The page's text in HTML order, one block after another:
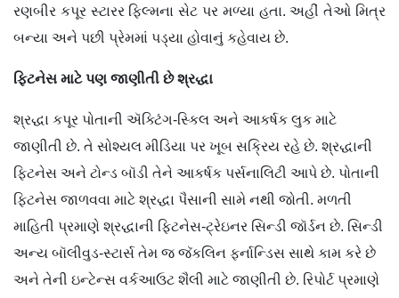
રણબીર કપૂર સ્ટારર ફિલ્મના સેટ પર મળ્યા હતા. અહીં તેઓ મિત્ર
બન્યા અને પછી પ્રેમમાં પડ્યા હોવાનું કહેવાય છે.
ફિટનેસ માટે પણ જાણીતી છે શ્રદ્ધા
શ્રદ્ધા કપૂર પોતાની ઍક્ટિંગ-સ્કિલ અને આકર્ષક લુક માટે
જાણીતી છે. તે સોશ્યલ મીડિયા પર ખૂબ સક્રિય રહે છે. શ્રદ્ધાની
ફિટનેસ અને ટોન્ડ બૉડી તેને આકર્ષક પર્સનાલિટી આપે છે. પોતાની
ફિટનેસ જાળવવા માટે શ્રદ્ધા પૈસાની સામે નથી જોતી. મળતી
માહિતી પ્રમાણે શ્રદ્ધાની ફિટનેસ-ટ્રેઇનર સિન્ડી જૉર્ડન છે. સિન્ડી
અન્ય બૉલીવુડ-સ્ટાર્સ તેમ જ જૅકલિન ફર્નાન્ડિસ સાથે કામ કરે છે
અને તેની ઇન્ટેન્સ વર્કઆઉટ શૈલી માટે જાણીતી છે. રિપોર્ટ પ્રમાણે